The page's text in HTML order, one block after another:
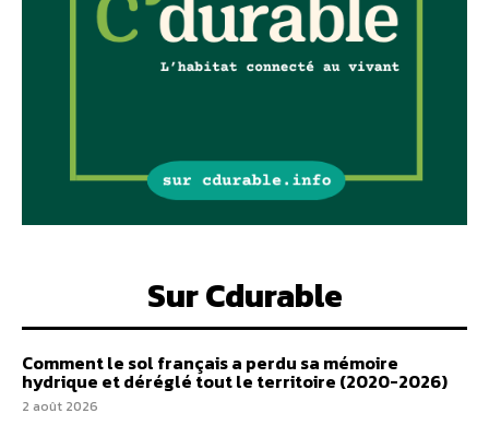
Sur Cdurable
Comment le sol français a perdu sa mémoire
hydrique et déréglé tout le territoire (2020-2026)
2 août 2026